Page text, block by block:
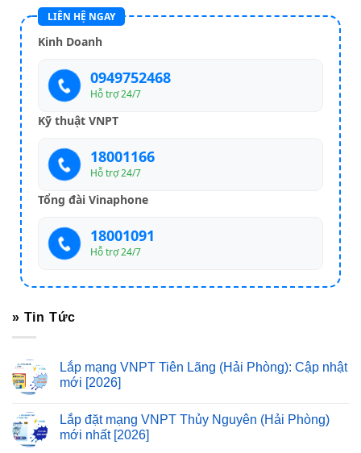
LIÊN HỆ NGAY
Kinh Doanh
0949752468
Hỗ trợ 24/7
Kỹ thuật VNPT
18001166
Hỗ trợ 24/7
Tổng đài Vinaphone
18001091
Hỗ trợ 24/7
» Tin Tức
Lắp mạng VNPT Tiên Lãng (Hải Phòng): Cập nhật
mới [2026]
Lắp đặt mạng VNPT Thủy Nguyên (Hải Phòng)
mới nhất [2026]